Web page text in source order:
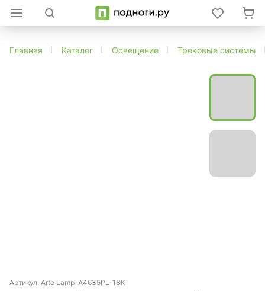
Главная Каталог Освещение Трековые системы
Артикул: Arte Lamp-A4635PL-1BK